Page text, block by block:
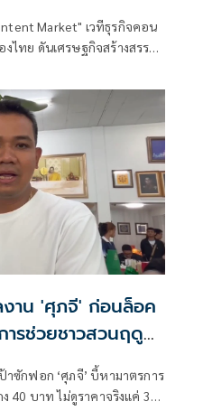
Market" เวทีธุรกิจคอน
ไทย ดันเศรษฐกิจสร้างสรรค์
าน 'ศุภจี' ก่อนล็อค
ารช่วยชาวสวนฤดู
าซักฟอก ‘ศุภจี’ บี้หามาตรการ
40 บาท ไม่ดูราคาจริงแค่ 30